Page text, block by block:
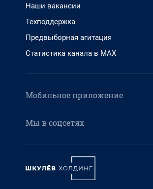
Наши вакансии
Техподдержка
Предвыборная агитация
Статистика канала в MAX
Мобильное приложение
Мы в соцсетях